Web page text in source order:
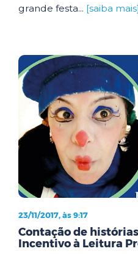
grande festa... [saiba mais]
23/11/2017, às 9:17
Contação de
Incentivo à Leitura